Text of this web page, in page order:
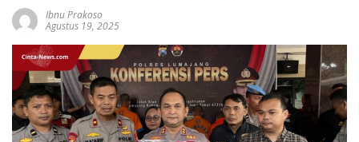
a
a
r
e
r
Ibnu Prakoso
Agustus 19, 2025